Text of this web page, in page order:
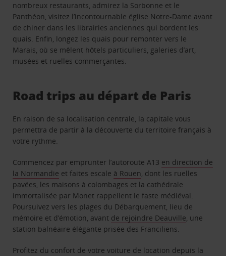
nombreux restaurants, admirez la Sorbonne et le
Panthéon, visitez l’incontournable église Notre-Dame avant
de chiner dans les librairies anciennes qui bordent les
quais. Enfin, longez les quais pour remonter vers le
Marais, où se mêlent hôtels particuliers, galeries d’art,
musées et ruelles commerçantes.
Road trips au départ de Paris
En raison de sa localisation centrale, la capitale vous
permettra de partir à la découverte du territoire français à
votre rythme.
Commencez par emprunter l’autoroute A13 en direction de
la Normandie et faites escale à Rouen, dont les ruelles
pavées, les maisons à colombages et la cathédrale
immortalisée par Monet rappellent le faste médiéval.
Poursuivez vers les plages du Débarquement, lieu de
mémoire et d’émotion, avant de rejoindre Deauville, une
station balnéaire élégante prisée des Franciliens.
Profitez du confort de votre voiture de location depuis la